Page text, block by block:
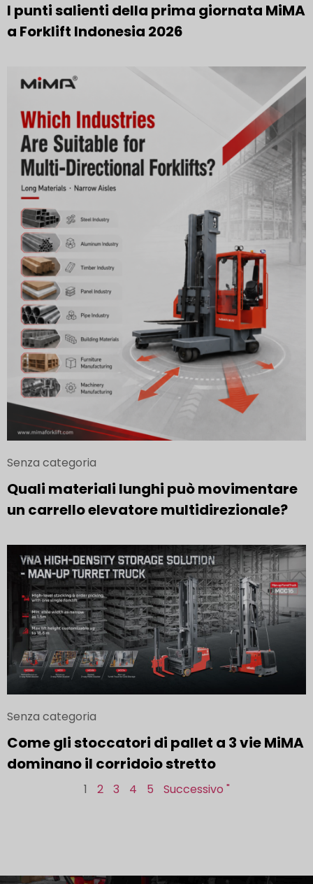
I punti salienti della prima giornata MiMA
a Forklift Indonesia 2026
Senza categoria
Quali materiali lunghi può movimentare
un carrello elevatore multidirezionale?
Senza categoria
Come gli stoccatori di pallet a 3 vie MiMA
dominano il corridoio stretto
1 2 3 4 5 Successivo "